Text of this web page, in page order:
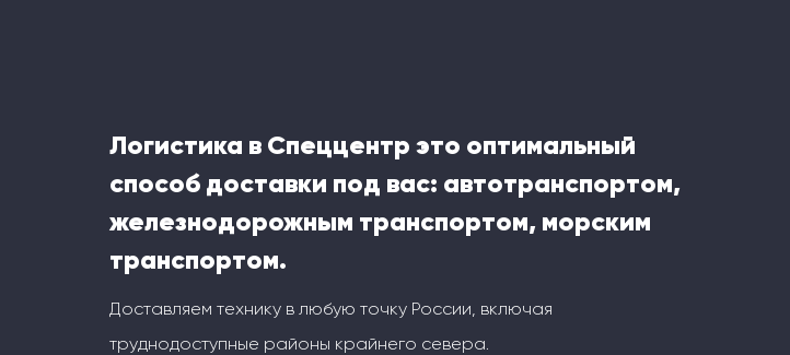
Логистика в Спеццентр это оптимальный
способ доставки под вас: автотранспортом,
железнодорожным транспортом, морским
транспортом.
Доставляем технику в любую точку России, включая
труднодоступные районы крайнего севера.